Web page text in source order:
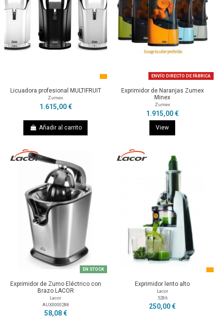
Licuadora profesional MULTIFRUIT
Zumex
1.615,00 €
Añadir al carrito
ENVÍO DIRECTO DE FÁBRICA
Exprimidor de Naranjas Zumex
Minex
Zumex
1.915,00 €
View
EN STOCK
Exprimidor de Zumo Eléctrico con
Brazo LACOR
Lacor
AUX0000288
58,08 €
Exprimidor lento alto
Lacor
5286
250,00 €